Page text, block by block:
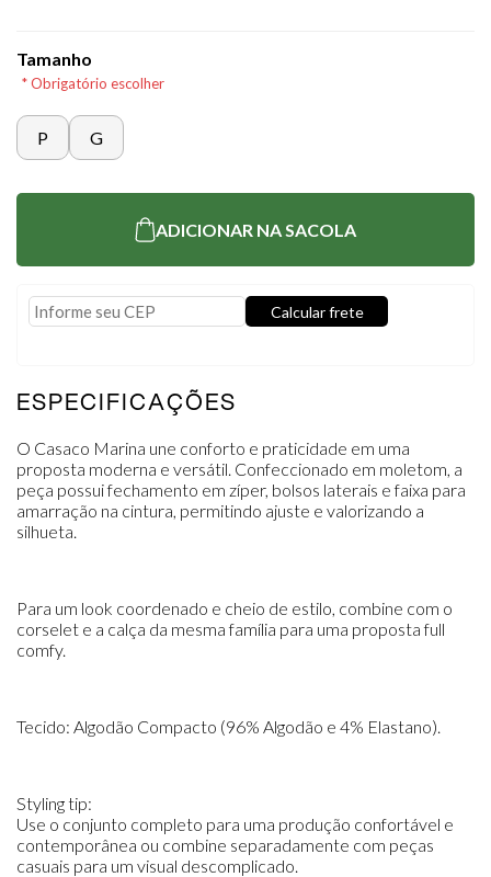
Tamanho
* Obrigatório escolher
P G
ADICIONAR NA SACOLA
Calcular frete
ESPECIFICAÇÕES
O Casaco Marina une conforto e praticidade em uma
proposta moderna e versátil. Confeccionado em moletom, a
peça possui fechamento em zíper, bolsos laterais e faixa para
amarração na cintura, permitindo ajuste e valorizando a
silhueta.
Para um look coordenado e cheio de estilo, combine com o
corselet e a calça da mesma família para uma proposta full
comfy.
Tecido: Algodão Compacto (96% Algodão e 4% Elastano).
Styling tip:
Use o conjunto completo para uma produção confortável e
contemporânea ou combine separadamente com peças
casuais para um visual descomplicado.